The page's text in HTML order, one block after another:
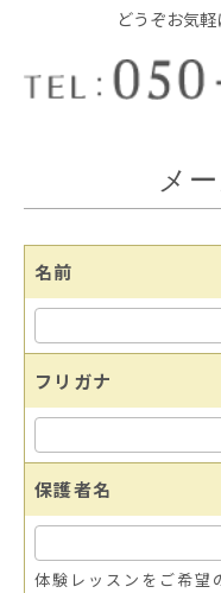
どうぞお気軽
メ
名前
フリガナ
保護者名
体験レッスンをご希望